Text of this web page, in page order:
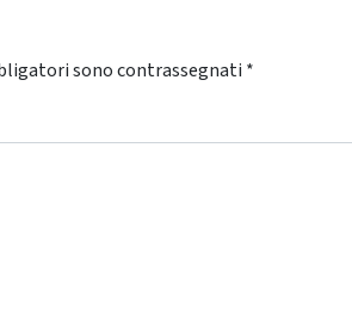
sono contrassegnati *